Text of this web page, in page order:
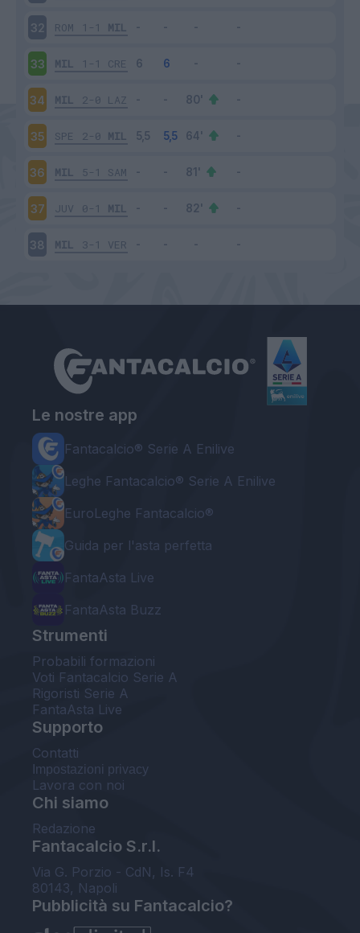
32 ROM 1-1 MIL
33 MIL 1-1 CRE
34 MIL 2-0 LAZ
35 SPE 2-0 MIL
36 MIL 5-1 SAM
37 JUV 0-1 MIL
38 MIL 3-1 VER
Le nostre app
Fantacalcio® Serie A Enilive
Leghe Fantacalcio® Serie A Enilive
EuroLeghe Fantacalcio®
Guida per l'asta perfetta
FantaAsta Live
FantaAsta Buzz
Strumenti
Probabili formazioni
Voti Fantacalcio Serie A
Rigoristi Serie A
FantaAsta Live
Supporto
Contatti
Impostazioni privacy
Lavora con noi
Chi siamo
Redazione
Fantacalcio S.r.l.
Via G. Porzio - CdN, Is. F4
80143, Napoli
Pubblicità su Fantacalcio?